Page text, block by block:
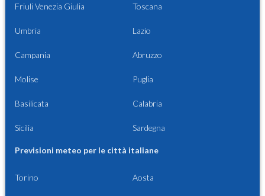
Friuli Venezia Giulia Toscana
Umbria Lazio
Campania Abruzzo
Molise Puglia
Basilicata Calabria
Sicilia Sardegna
Previsioni meteo per le città italiane
Torino Aosta